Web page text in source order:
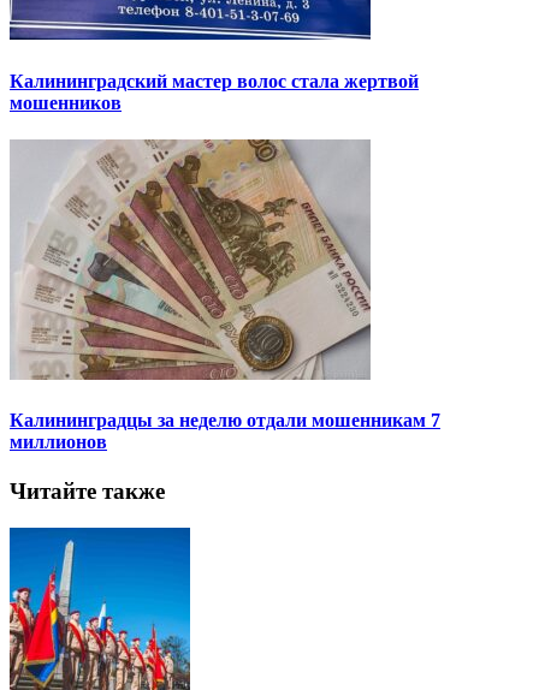
Калининградский мастер волос стала жертвой
мошенников
Калининградцы за неделю отдали мошенникам 7
миллионов
Читайте также